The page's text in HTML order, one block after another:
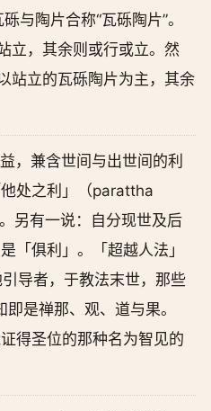
与陶片合称“瓦砾陶片”。
立，其余则或行或立。然
站立的瓦砾陶片为主，其余
，兼含世间与出世间的利
处之利」（parattha
另有一说：自分现世及后
「俱利」。「超越人法」
导者，于教法末世，那些
是禅那、观、道与果。
得圣位的那种名为智见的